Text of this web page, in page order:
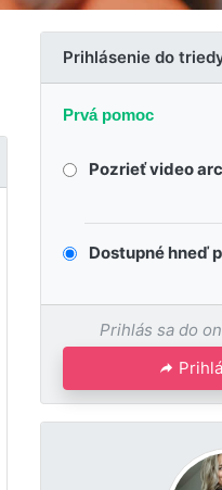
Prihlásenie do
Prvá pomoc
Pozrieť video
Dostupné hneď
Prihlás sa do